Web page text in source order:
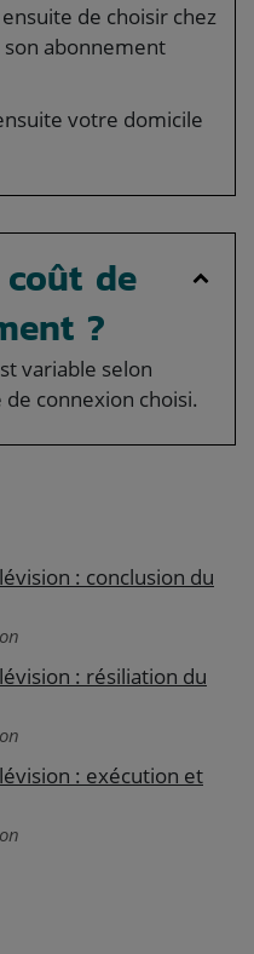
de choisir chez
abonnement
votre domicile
de
?
variable selon
connexion choisi.
: conclusion du
: résiliation du
: exécution et